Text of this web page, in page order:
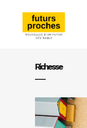
Richesse